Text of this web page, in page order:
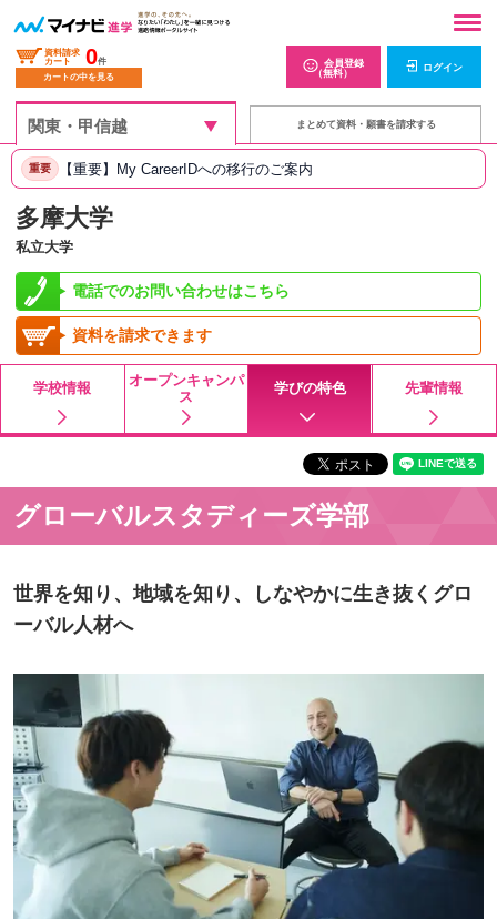
資料請求
カート
0件
カートの中を見る
会員登録
（無料）
ログイン
まとめて資料・願書を請求する
重要 【重要】My CareerIDへの移行のご案内
多摩大学
私立大学
電話でのお問い合わせはこちら
資料を請求できます
学校情報
オープンキャンパ
ス
学びの特色 先輩情報
グローバルスタディーズ学部
世界を知り、地域を知り、しなやかに生き抜くグロ
ーバル人材へ